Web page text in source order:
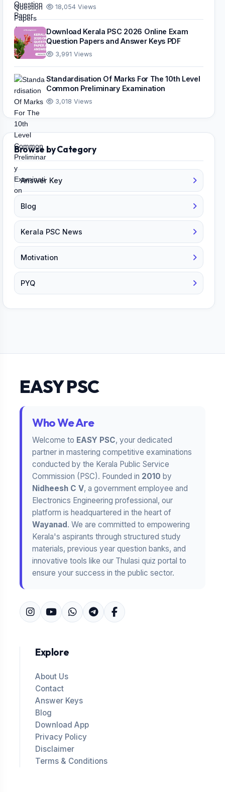
18,054 Views
Download Kerala PSC 2026 Online Exam
Question Papers and Answer Keys PDF
3,991 Views
Standardisation Of Marks For The 10th Level
Common Preliminary Examination
3,018 Views
Browse by Category
Answer Key
Blog
Kerala PSC News
Motivation
PYQ
EASY PSC
Who We Are
Welcome to EASY PSC, your dedicated
partner in mastering competitive examinations
conducted by the Kerala Public Service
Commission (PSC). Founded in 2010 by
Nidheesh C V, a government employee and
Electronics Engineering professional, our
platform is headquartered in the heart of
Wayanad . We are committed to empowering
Kerala's aspirants through structured study
materials, previous year question banks, and
innovative tools like our Thulasi quiz portal to
ensure your success in the public sector.
Explore
About Us
Contact
Answer Keys
Blog
Download App
Privacy Policy
Disclaimer
Terms & Conditions